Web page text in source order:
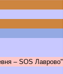
– SOS Лаврово"